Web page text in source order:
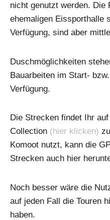
nicht genutzt werden. Die
ehemaligen Eissporthalle
Verfügung, sind aber
Duschmöglichkeiten
Bauarbeiten im Start-
Verfügung.
Die Strecken findet Ihr
Collection (hier klicken)
Komoot nutzt, kann die
Strecken auch hier
Noch besser wäre die
auf jeden Fall die Touren
haben.